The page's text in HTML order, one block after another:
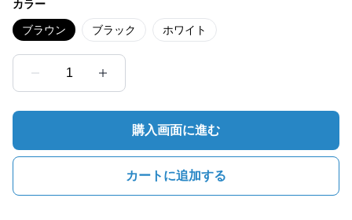
カラー
ブラウン ブラック ホワイト
1
購入画面に進む
カートに追加する